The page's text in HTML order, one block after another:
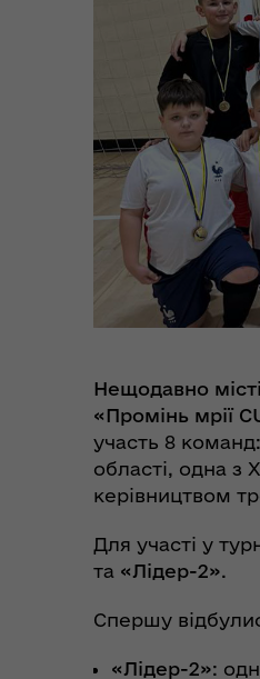
Пункти
укриття
Нещодавно
«Промінь мрії
участь 8 команд:
області, одна з
керівництвом
Для участі у
та «Лідер-2».
Спершу
«Лідер-2»: